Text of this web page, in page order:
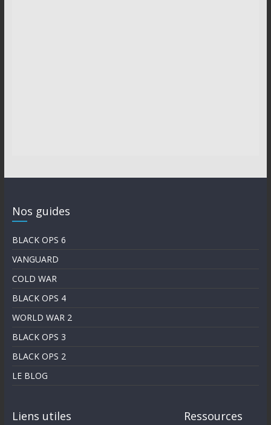
Nos guides
BLACK OPS 6
VANGUARD
COLD WAR
BLACK OPS 4
WORLD WAR 2
BLACK OPS 3
BLACK OPS 2
LE BLOG
Liens utiles Ressources